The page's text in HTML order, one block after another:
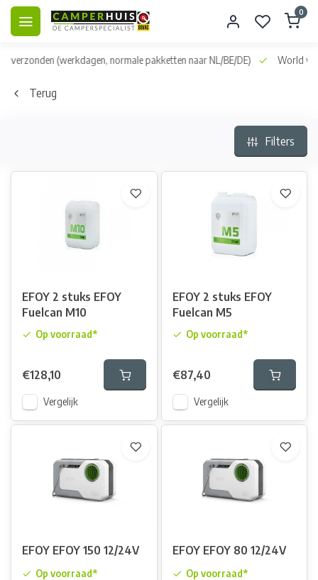
0
verzonden (werkdagen, normale pakketten naar NL/BE/DE) World
Terug
Filters
EFOY 2 stuks EFOY
Fuelcan M10
Op voorraad*
€128,10
Vergelijk
EFOY 2 stuks EFOY
Fuelcan M5
Op voorraad*
€87,40
Vergelijk
EFOY EFOY 150 12/24V
Op voorraad*
EFOY EFOY 80 12/24V
Op voorraad*